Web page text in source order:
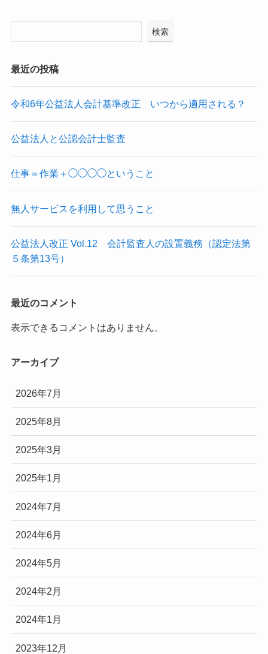
検索
最近の投稿
令和6年公益法人会計基準改正 いつから適用される？
公益法人と公認会計士監査
仕事＝作業＋◯◯◯◯ということ
無人サービスを利用して思うこと
公益法人改正 Vol.12 会計監査人の設置義務（認定法第
５条第13号）
最近のコメント
表示できるコメントはありません。
アーカイブ
2026年7月
2025年8月
2025年3月
2025年1月
2024年7月
2024年6月
2024年5月
2024年2月
2024年1月
2023年12月